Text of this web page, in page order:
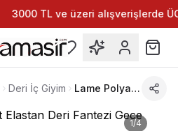
3000 TL ve üzeri alışverişlerde
Deri İç Giyim Lame Polyamit Elastan Deri Fantezi Gece Takımı Sistina 457
1/4